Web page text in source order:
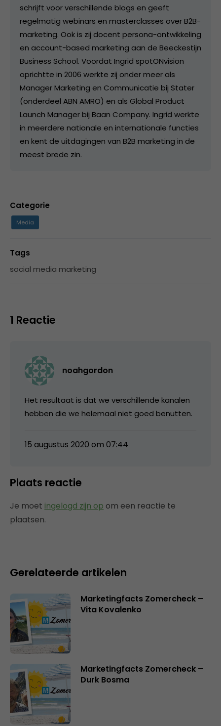
schrijft voor verschillende blogs en geeft
regelmatig webinars en masterclasses over B2B-
marketing. Ook is zij docent persona-ontwikkeling
en account-based marketing aan de Beeckestijn
Business School. Voordat Ingrid spotONvision
oprichtte in 2006 werkte zij onder meer als
Manager Marketing en Communicatie bij Stater
(onderdeel ABN AMRO) en als Global Product
Launch Manager bij Baan Company. Ingrid werkte
in meerdere nationale en internationale functies
en kent de uitdagingen van B2B marketing in de
meest brede zin.
Categorie
Media
Tags
social media marketing
1 Reactie
noahgordon
Het resultaat is dat we verschillende kanalen
hebben die we helemaal niet goed benutten.
15 augustus 2020 om 07:44
Plaats reactie
Je moet ingelogd zijn op om een reactie te
plaatsen.
Gerelateerde artikelen
Marketingfacts Zomercheck –
Vita Kovalenko
Marketingfacts Zomercheck –
Durk Bosma